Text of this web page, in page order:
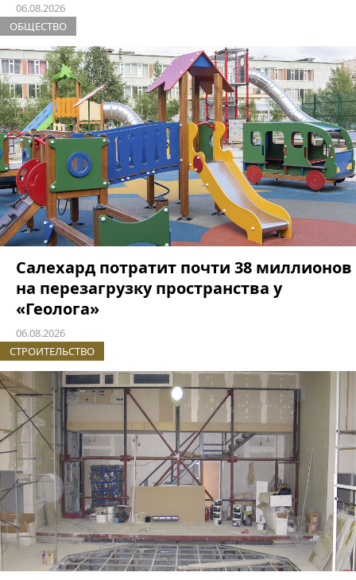
06.08.2026
ОБЩЕСТВО
Салехард потратит почти 38 миллионов
на перезагрузку пространства у
«Геолога»
06.08.2026
СТРОИТЕЛЬСТВО